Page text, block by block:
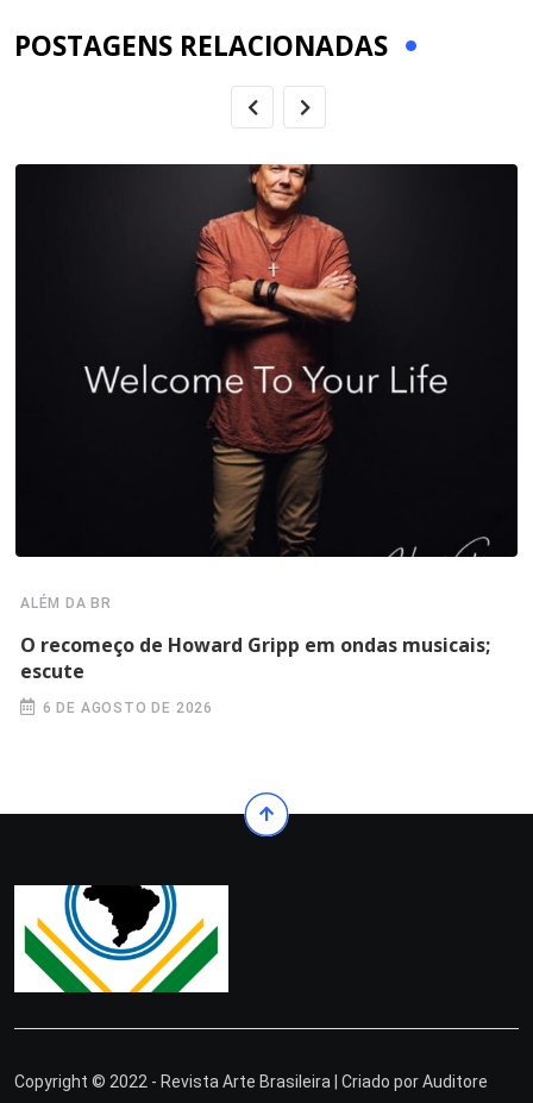
POSTAGENS RELACIONADAS
ALÉM DA BR
O recomeço de Howard Gripp em ondas musicais;
escute
6 DE AGOSTO DE 2026
Copyright © 2022 - Revista Arte Brasileira | Criado porAuditore